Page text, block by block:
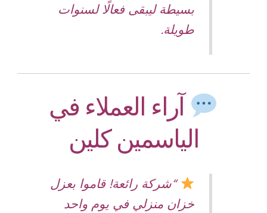
بسيطة ليبقى فعالًا لسنوات
طويلة.
آراء العملاء في
الياسمين كلين
“شركة رائعة! قاموا بعزل
خزان منزلي في يوم واحد